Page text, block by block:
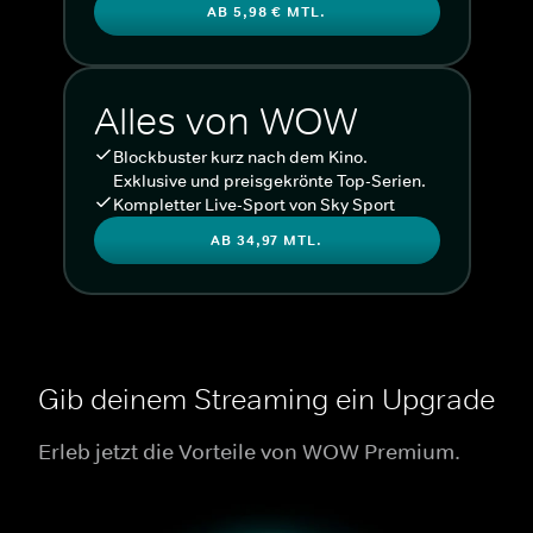
AB 5,98 € MTL.
Alles von WOW
Blockbuster kurz nach dem Kino.
Exklusive und preisgekrönte Top-Serien.
Kompletter Live-Sport von Sky Sport
AB 34,97 MTL.
Gib deinem Streaming ein Upgrade
Erleb jetzt die Vorteile von WOW Premium.